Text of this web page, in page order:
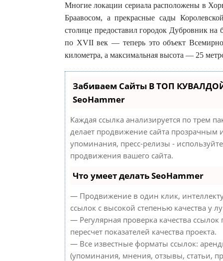
Многие локации сериала расположены в
Браавосом, а прекрасные сады
столице предоставил городок Дубровник на
по XVII век — теперь это объект
километра, а максимальная высота — 25
Забиваем Сайты В ТОП
SeoHammer
Каждая ссылка анализируется по трем
делает продвижение сайта прозрачным
упоминания, пресс-релизы -
продвижения вашего сайта.
Что умеет делать SeoHammer
— Продвижение в один клик,
ссылок с высокой степенью качества у
— Регулярная проверка качества
пересчет показателей качества проекта.
— Все известные форматы ссылок:
(упоминания, мнения, отзывы, статьи,